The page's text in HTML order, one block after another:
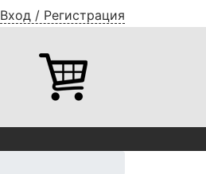
Вход / Регистрация